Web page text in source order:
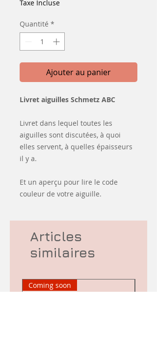
Taxe Incluse
Quantité *
Ajouter au panier
Livret aiguilles Schmetz ABC
Livret dans lequel toutes les
aiguilles sont discutées, à quoi
elles servent, à quelles épaisseurs
il y a.
Et un aperçu pour lire le code
couleur de votre aiguille.
Articles
similaires
Coming soon